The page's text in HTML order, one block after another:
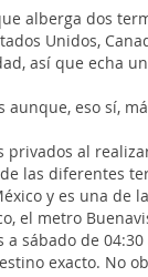
alberga dos
Unidos,
así que echa
aunque, eso sí,
al
las diferentes
y es una de
el metro
de
exacto. No